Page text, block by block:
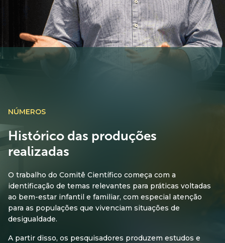
NÚMEROS
Histórico das produções
realizadas
O trabalho do Comitê Científico começa com a
identificação de temas relevantes para práticas voltadas
ao bem-estar infantil e familiar, com especial atenção
para as populações que vivenciam situações de
desigualdade.
A partir disso, os pesquisadores produzem estudos e